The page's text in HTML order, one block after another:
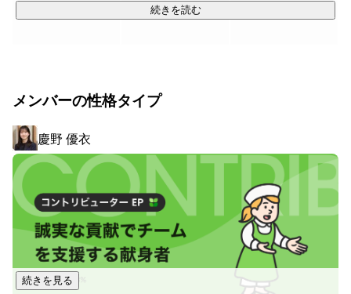
して独立、出発しました。
ビクリエイティブファクトリー」など次々と新事業を展開し
ています。
さらに無期雇用派遣サービス「マイナビキャリレーショ
ン」、クリエイティブ系アウトソーシング事業「マイナビク
リエイティブファクトリー」など次々と新事業を展開してい
ます。
既存ビジネスの延長線ではなく、日々変わっていく雇用情勢
を先取りし、次の手を打つことこそがサバイバルでもあり飛
躍のチャンスでもあるからです。
続きを読む
メンバーの性格タイプ
慶野 優衣
続きを見る